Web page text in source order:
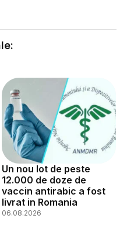
Un nou lot de peste
12.000 de doze de
vaccin antirabic a fost
livrat in Romania
06.08.2026